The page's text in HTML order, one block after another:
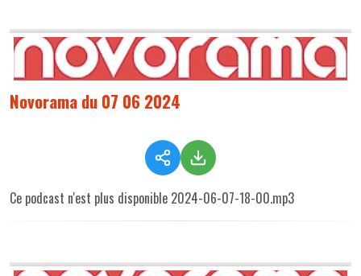
Novorama du 07 06 2024
Ce podcast n'est plus disponible 2024-06-07-18-00.mp3